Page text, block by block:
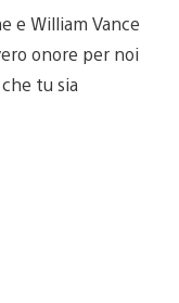
e William Vance
onore per noi
tu sia